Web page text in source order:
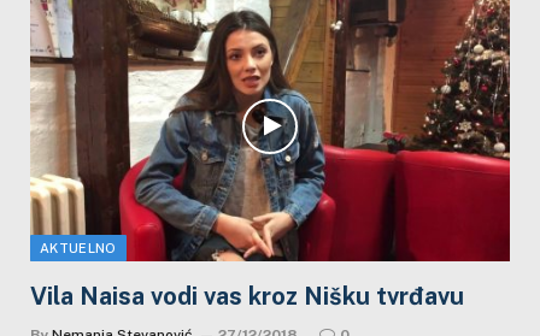
AKTUELNO
Vila Naisa vodi vas kroz Nišku tvrđavu